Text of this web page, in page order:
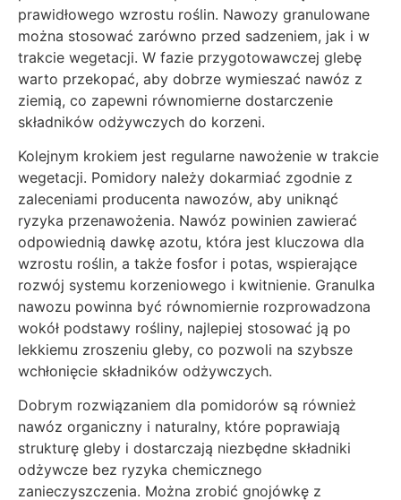
prawidłowego wzrostu roślin. Nawozy granulowane
można stosować zarówno przed sadzeniem, jak i w
trakcie wegetacji. W fazie przygotowawczej glebę
warto przekopać, aby dobrze wymieszać nawóz z
ziemią, co zapewni równomierne dostarczenie
składników odżywczych do korzeni.
Kolejnym krokiem jest regularne nawożenie w trakcie
wegetacji. Pomidory należy dokarmiać zgodnie z
zaleceniami producenta nawozów, aby uniknąć
ryzyka przenawożenia. Nawóz powinien zawierać
odpowiednią dawkę azotu, która jest kluczowa dla
wzrostu roślin, a także fosfor i potas, wspierające
rozwój systemu korzeniowego i kwitnienie. Granulka
nawozu powinna być równomiernie rozprowadzona
wokół podstawy rośliny, najlepiej stosować ją po
lekkiemu zroszeniu gleby, co pozwoli na szybsze
wchłonięcie składników odżywczych.
Dobrym rozwiązaniem dla pomidorów są również
nawóz organiczny i naturalny, które poprawiają
strukturę gleby i dostarczają niezbędne składniki
odżywcze bez ryzyka chemicznego
zanieczyszczenia. Można zrobić gnojówkę z